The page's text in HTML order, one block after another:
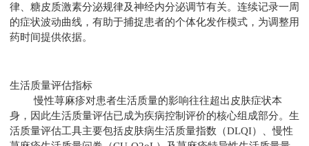
律、糖皮质激素分泌规律及神经内分泌调节有关。连续记录一周
的症状波动曲线，有助于捕捉患者的个体化发作模式，为调整用
药时间提供依据。
生活质量评估指标
慢性荨麻疹对患者生活质量的影响往往超出皮肤症状本
身，因此生活质量评估已成为疾病控制评价的核心组成部分。生
活质量评估工具主要包括皮肤病生活质量指数（DLQI）、慢性